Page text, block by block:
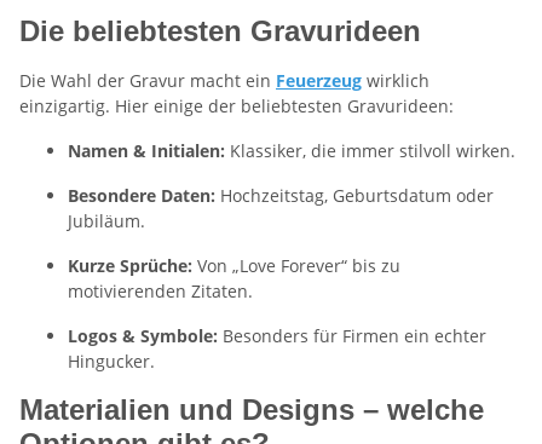
Die beliebtesten Gravurideen
Die Wahl der Gravur macht ein Feuerzeug wirklich
einzigartig. Hier einige der beliebtesten Gravurideen:
Namen & Initialen: Klassiker, die immer stilvoll wirken.
Besondere Daten: Hochzeitstag, Geburtsdatum oder
Jubiläum.
Kurze Sprüche: Von „Love Forever“ bis zu
motivierenden Zitaten.
Logos & Symbole: Besonders für Firmen ein echter
Hingucker.
Materialien und Designs – welche